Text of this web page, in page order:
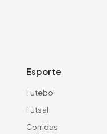
Esporte
Futebol
Futsal
Corridas